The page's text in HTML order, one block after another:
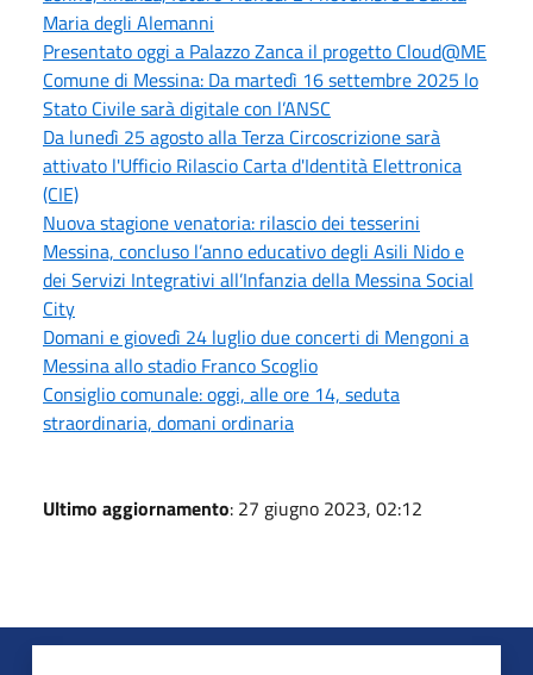
Maria degli Alemanni
Presentato oggi a Palazzo Zanca il progetto Cloud@ME
Comune di Messina: Da martedì 16 settembre 2025 lo
Stato Civile sarà digitale con l’ANSC
Da lunedì 25 agosto alla Terza Circoscrizione sarà
attivato l'Ufficio Rilascio Carta d'Identità Elettronica
(CIE)
Nuova stagione venatoria: rilascio dei tesserini
Messina, concluso l’anno educativo degli Asili Nido e
dei Servizi Integrativi all’Infanzia della Messina Social
City
Domani e giovedì 24 luglio due concerti di Mengoni a
Messina allo stadio Franco Scoglio
Consiglio comunale: oggi, alle ore 14, seduta
straordinaria, domani ordinaria
Ultimo aggiornamento: 27 giugno 2023, 02:12